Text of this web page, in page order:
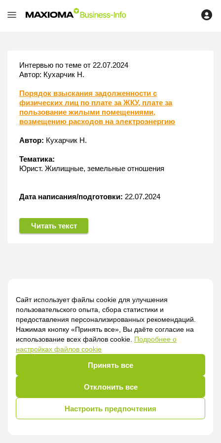
Сайт использует файлы cookie для улучшения
пользовательского опыта, сбора статистики и
предоставления персонализированных рекомендаций.
Нажимая кнопку «Принять все», Вы даёте согласие на
использование всех файлов cookie. Подробнее о
настройках файлов cookie
Принять все
Отклонить все
Настроить предпочтения
Интервью по теме от 22.07.2024
Автор: Кухарчик Н.
Порядок взыскания задолженности с
физических лиц по плате за ЖКУ, плате за
пользование жилыми помещениями,
возмещению расходов на электроэнергию
Автор: Кухарчик Н.
Тематика:
Юрист. Жилищные, земельные отношения
Дата написания/подготовки: 22.07.2024
Читать текст